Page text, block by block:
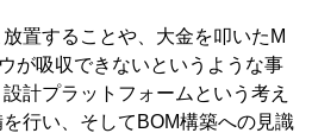
置することや、大金を叩いたM
が吸収できないというような事
計プラットフォームという考え
行い、そしてBOM構築への見識